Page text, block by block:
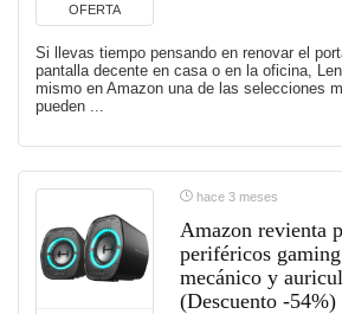
OFERTA
Si llevas tiempo pensando en renovar el
pantalla decente en casa o en la oficina,
mismo en Amazon una de las selecciones
pueden ...
hace 3 meses
Amazon revienta
periféricos
mecánico y
(Descuento -54%)